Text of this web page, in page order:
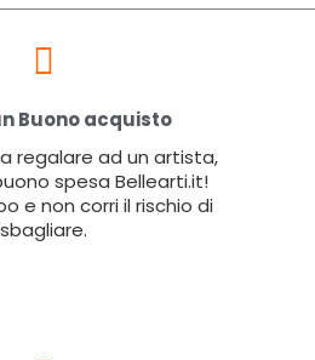
Buono acquisto
regalare ad un artista,
spesa Bellearti.it!
e non corri il rischio di
sbagliare.